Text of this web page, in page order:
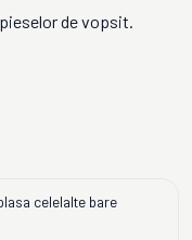
de vopsit.
celelalte bare